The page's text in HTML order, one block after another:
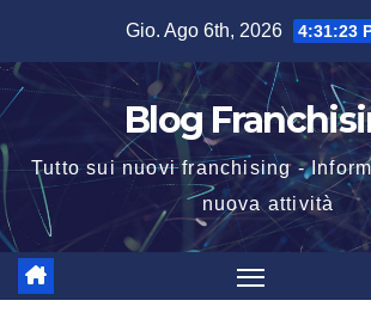
contenuto
Gio. Ago 6th, 2026 4:31:23
Blog
Tutto sui nuovi franchising -
nuova attività